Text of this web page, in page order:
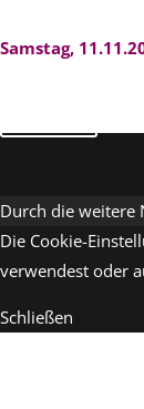
Samstag,
Durch die weitere
Die Cookie-
verwendest oder
Schließen